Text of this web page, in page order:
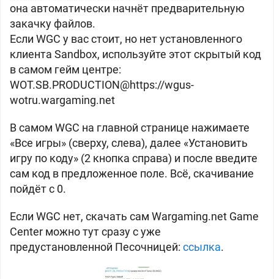
она автоматически начнёт предварительную
закачку файлов.
Если WGC у вас стоит, но нет установленного
клиента Sandbox, используйте этот скрытый код
в самом гейм центре:
WOT.SB.PRODUCTION@https://wgus-
wotru.wargaming.net
В самом WGC на главной странице нажимаете
«Все игры» (сверху, слева), далее «Установить
игру по коду» (2 кнопка справа) и после введите
сам код в предложенное поле. Всё, скачивание
пойдёт с 0.
Если WGC нет, скачать сам Wargaming.net Game
Center можно тут сразу с уже
предустановленной Песочницей: ссылка.